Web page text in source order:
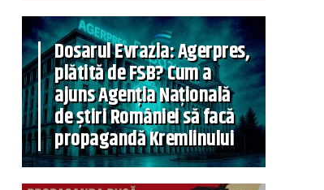
Dosarul Evrazia: Agerpres,
plătită de FSB? Cum a
ajuns Agenția Națională
de știri României să facă
propagandă Kremlinului